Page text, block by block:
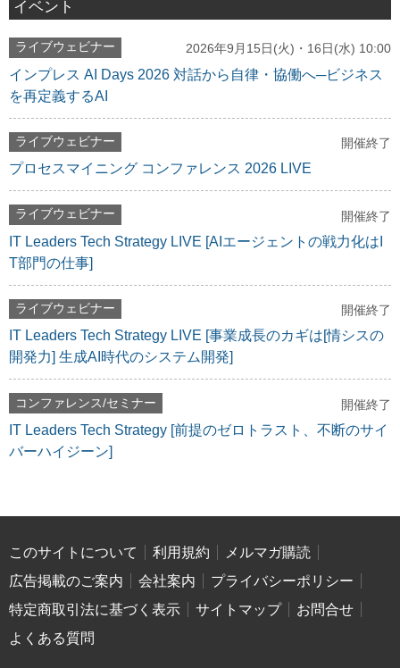
イベント
ライブウェビナー 2026年9月15日(火)・16日(水) 10:00
インプレス AI Days 2026 対話から自律・協働へ─ビジネス
を再定義するAI
ライブウェビナー 開催終了
プロセスマイニング コンファレンス 2026 LIVE
ライブウェビナー 開催終了
IT Leaders Tech Strategy LIVE [AIエージェントの戦力化はI
T部門の仕事]
ライブウェビナー 開催終了
IT Leaders Tech Strategy LIVE [事業成長のカギは[情シスの
開発力] 生成AI時代のシステム開発]
コンファレンス/セミナー 開催終了
IT Leaders Tech Strategy [前提のゼロトラスト、不断のサイ
バーハイジーン]
このサイトについて 利用規約
メルマガ購読
広告掲載のご案内
会社案内
プライバシーポリシー
特定商取引法に基づく表示
サイトマップ
お問合せ
よくある質問